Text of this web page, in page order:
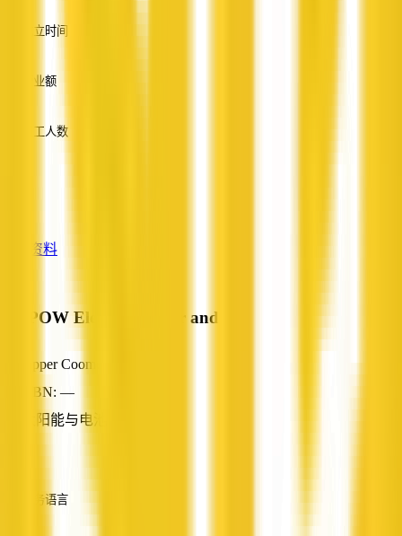
成立时间
营业额
员工人数
查看资料
WAPOW Electrical Solar and Air
Upper Coomera, QLD
ABN: —
太阳能与电池储能
服务语言